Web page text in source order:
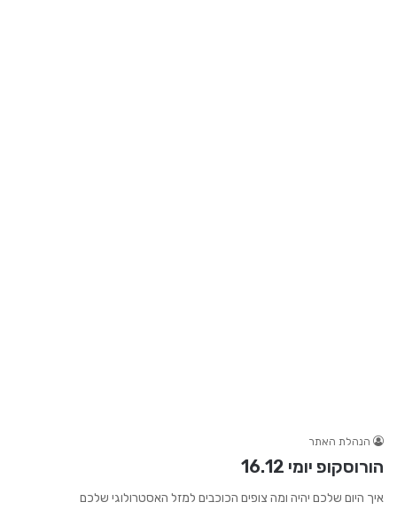
הנהלת האתר
הורוסקופ יומי 16.12
איך היום שלכם יהיה ומה צופים הכוכבים למזל האסטרולוגי שלכם